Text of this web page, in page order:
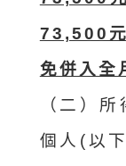
73,500元
免併入全
（二）
個人(以